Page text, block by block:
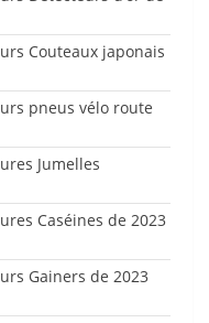
Couteaux japonais
pneus vélo route
Jumelles
Caséines de 2023
Gainers de 2023